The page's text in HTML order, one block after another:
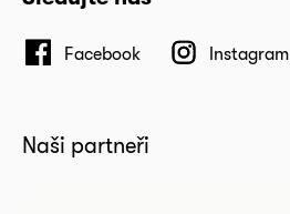
Facebook Instagram
Naši partneři